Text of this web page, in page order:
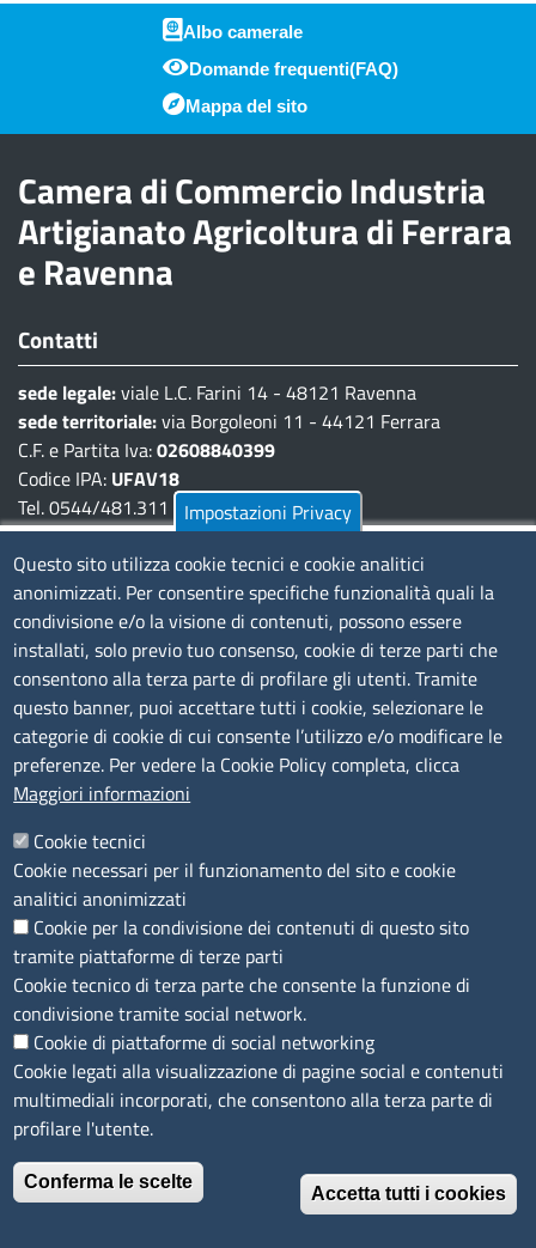
Piè di pagina
Albo camerale
Domande frequenti(FAQ)
Mappa del sito
Camera di Commercio Industria
Artigianato Agricoltura di Ferrara
e Ravenna
Contatti
sede legale:viale L.C. Farini 14 - 48121 Ravenna
sede territoriale:via Borgoleoni 11 - 44121 Ferrara
C.F. e Partita Iva:02608840399
Codice IPA: UFAV18
Tel. 0544/481.311 - 0532/783.711
Pec:cciaa@pec.fera.camcom.it
Amministrazione Trasparente
Bandi di gara
Bilanci
Concorsi e selezioni
Procedimenti
Provvedimenti
Seguici su
Sito web
Accesso riservato
Mappa del sito
Menù privacy
Cookie Note legali
Privacy
Dichiarazione di Accessibilità
© 2026 Camere di Commercio di Ferrara Ravenna
Impostazioni Privacy
Questo sito utilizza cookie tecnici e cookie analitici
anonimizzati. Per consentire specifiche funzionalità quali la
condivisione e/o la visione di contenuti, possono essere
installati, solo previo tuo consenso, cookie di terze parti che
consentono alla terza parte di profilare gli utenti. Tramite
questo banner, puoi accettare tutti i cookie, selezionare le
categorie di cookie di cui consente l’utilizzo e/o modificare le
preferenze. Per vedere la Cookie Policy completa, clicca
Maggiori informazioni
Cookie tecnici
Cookie necessari per il funzionamento del sito e cookie
analitici anonimizzati
Cookie per la condivisione dei contenuti di questo sito
tramite piattaforme di terze parti
Cookie tecnico di terza parte che consente la funzione di
condivisione tramite social network.
Cookie di piattaforme di social networking
Cookie legati alla visualizzazione di pagine social e contenuti
multimediali incorporati, che consentono alla terza parte di
profilare l'utente.
Conferma le scelte
Accetta tutti i cookies